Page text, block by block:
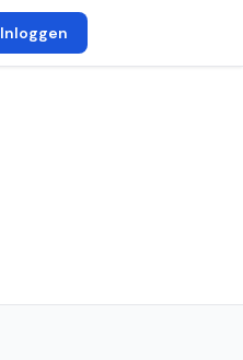
Inloggen